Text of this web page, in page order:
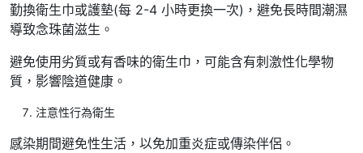
勤換衛生巾或護墊(每 2-4 小時更換一次)，避免長時間潮濕
導致念珠菌滋生。
避免使用劣質或有香味的衛生巾，可能含有刺激性化學物
質，影響陰道健康。
注意性行為衛生
感染期間避免性生活，以免加重炎症或傳染伴侶。